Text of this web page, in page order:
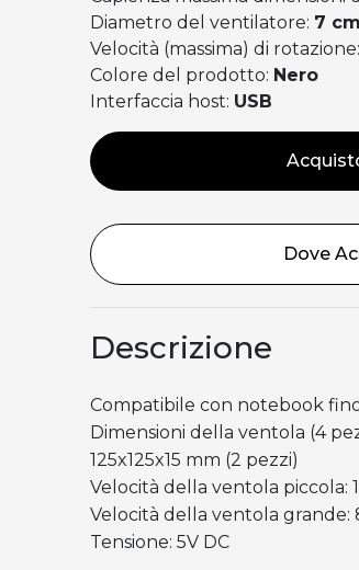
Diametro del ventilatore: 7 cm
Velocità (massima) di
Colore del prodotto: Nero
Interfaccia host: USB
Dove
Descrizione
Compatibile con notebook fino
Dimensioni della ventola (4
125x125x15 mm (2 pezzi)
Velocità della ventola piccola:
Velocità della ventola grande:
Tensione: 5V DC